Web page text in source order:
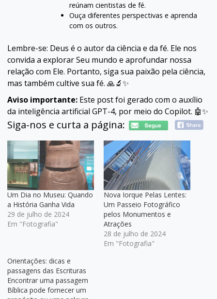
reúnam cientistas de fé.
Ouça diferentes perspectivas e aprenda
com os outros.
Lembre-se: Deus é o autor da ciência e da fé. Ele nos
convida a explorar Seu mundo e aprofundar nossa
relação com Ele. Portanto, siga sua paixão pela ciência,
mas também cultive sua fé. 🙏🔬✨
Aviso importante: Este post foi gerado com o auxílio
da inteligência artificial GPT-4, por meio do Copilot. 🤖✨
Siga-nos e curta a página:
Um Dia no Museu: Quando
a História Ganha Vida
29 de julho de 2024
Em "Fotografia"
Nova Iorque Pelas Lentes:
Um Passeio Fotográfico
pelos Monumentos e
Atrações
28 de julho de 2024
Em "Fotografia"
Orientações: dicas e
passagens das Escrituras
Encontrar uma passagem
Bíblica pode fornecer um